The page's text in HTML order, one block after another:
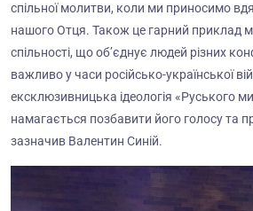
спільної молитви, коли ми приносимо
нашого Отця. Також це гарний приклад
спільності, що об’єднує людей різних
важливо у часи російсько-української
ексклюзивницька ідеологія «Руського
намагається позбавити його голосу та
зазначив Валентин Синій.